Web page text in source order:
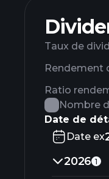
Taux de
Rendement
Ratio
Nombre
Date de
Date ex
2026 1